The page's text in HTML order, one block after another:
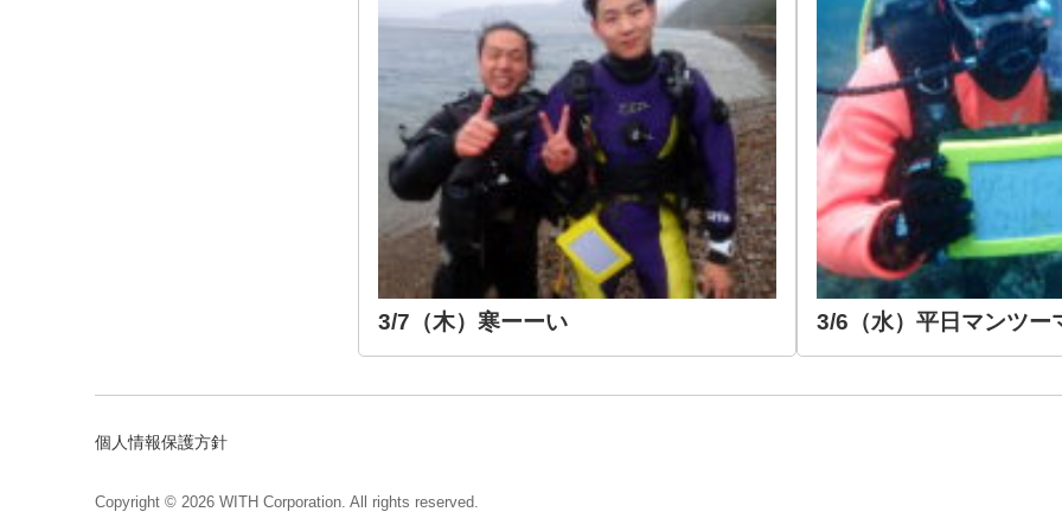
3/7（木）寒ーーい 3/6（水）平日マンツー
個人情報保護方針
Copyright © 2026 WITH Corporation. All rights reserved.